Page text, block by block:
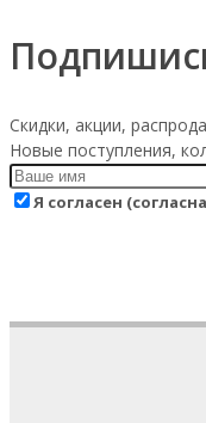
Скидки, акции,
Новые поступления,
Я согласен